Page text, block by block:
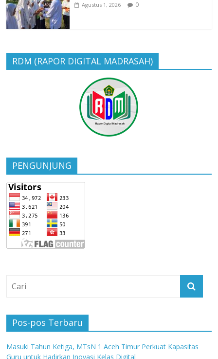
Agustus 1, 2026 0
RDM (RAPOR DIGITAL MADRASAH)
PENGUNJUNG
Pos-pos Terbaru
Masuki Tahun Ketiga, MTsN 1 Aceh Timur Perkuat Kapasitas
Guru untuk Hadirkan Inovasi Kelas Digital